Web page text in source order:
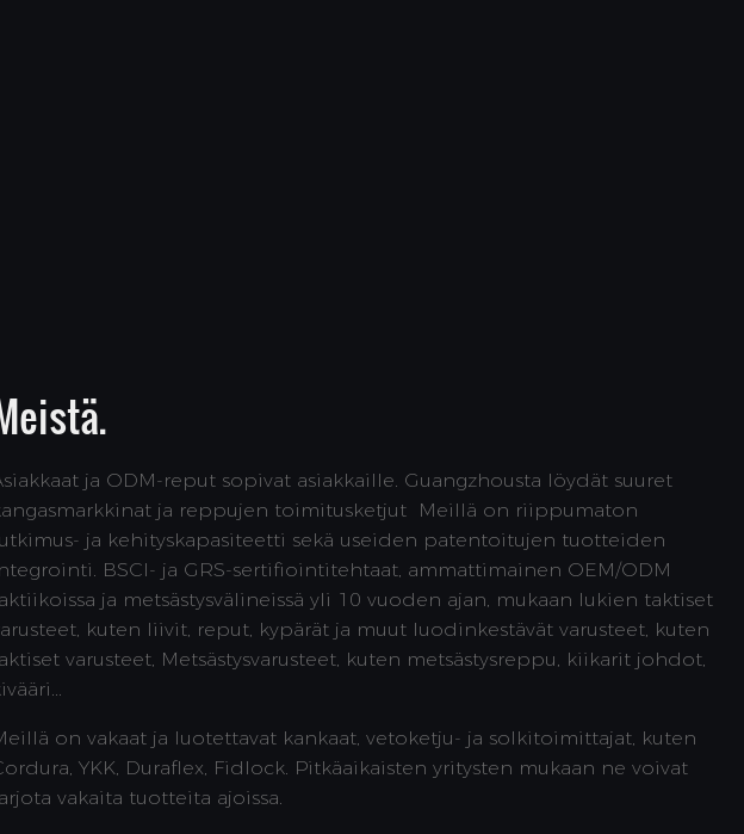
ja ODM-reput sopivat asiakkaille. Guangzhousta löydät suuret
ja reppujen toimitusketjut
Meillä on riippumaton
ja kehityskapasiteetti sekä useiden patentoitujen tuotteiden
BSCI- ja GRS-sertifiointitehtaat, ammattimainen OEM/ODM
ja metsästysvälineissä yli 10 vuoden ajan, mukaan lukien taktiset
kuten liivit, reput, kypärät ja muut luodinkestävät varusteet, kuten
varusteet, Metsästysvarusteet, kuten metsästysreppu, kiikarit johdot,
on vakaat ja luotettavat kankaat, vetoketju- ja solkitoimittajat, kuten
YKK, Duraflex, Fidlock. Pitkäaikaisten yritysten mukaan ne voivat
vakaita tuotteita ajoissa.